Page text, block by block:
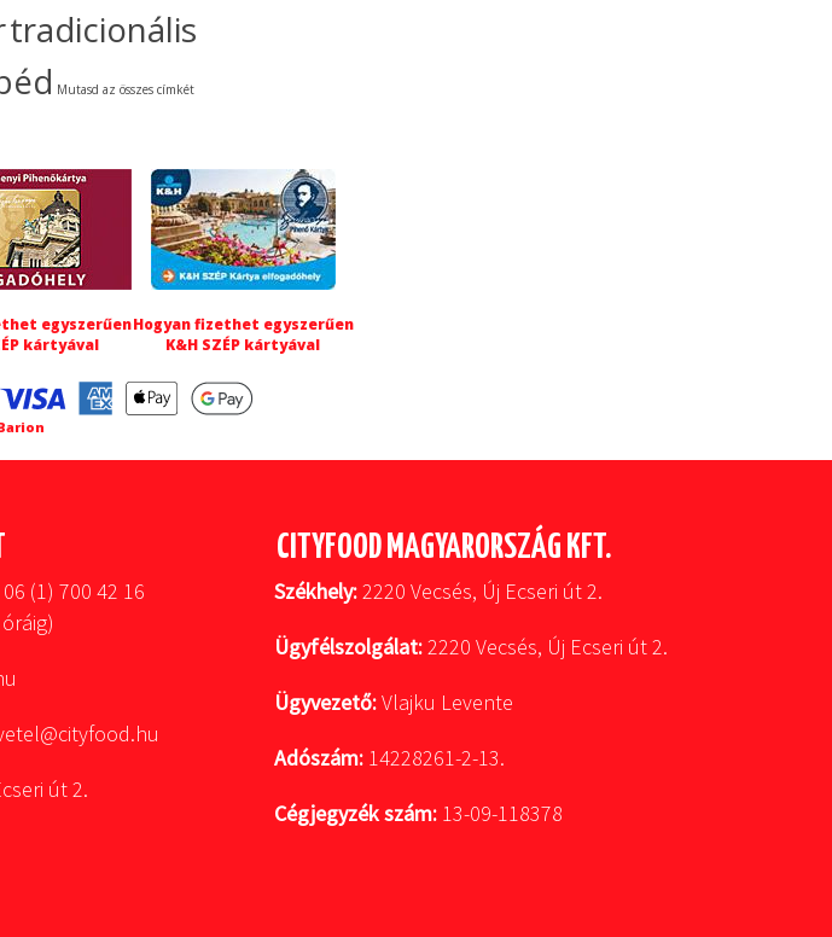
tradicionális
Mutasd az összes címkét
egyszerűen
kártyával
Hogyan fizethet egyszerűen
K&H SZÉP kártyával
(1) 700 42 16
út 2.
CITYFOOD MAGYARORSZÁG KFT.
Székhely:2220 Vecsés, Új Ecseri út 2.
Ügyfélszolgálat:2220 Vecsés, Új Ecseri út 2.
Ügyvezető:Vlajku Levente
Adószám: 14228261-2-13.
Cégjegyzék szám: 13-09-118378